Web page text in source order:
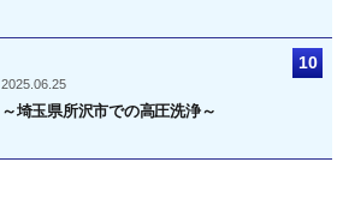
2025.06.25
～埼玉県所沢市での高圧洗浄～